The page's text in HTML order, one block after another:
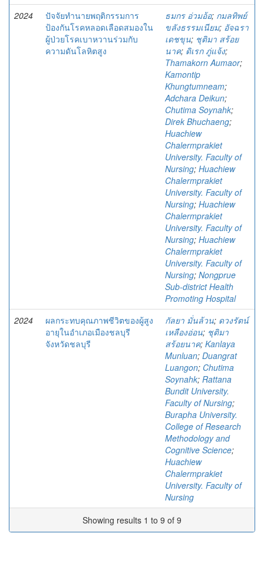
2024
ปัจจัยทํานายพฤติกรรมการ
ป้องกันโรคหลอดเลือดสมองใน
ผู้ป่วยโรคเบาหวานร่วมกับ
ความดันโลหิตสูง
ธมกร อ่วมอ้อ; กมลทิพย์
ขลังธรรมเนียม; อัจฉรา
เดชขุน; ชุติมา สร้อย
นาค; ดิเรก ภู่แจ้ง;
Thamakorn Aumaor;
Kamontip
Khungtumneam;
Adchara Deikun;
Chutima Soynahk;
Direk Bhuchaeng;
Huachiew
Chalermprakiet
University. Faculty of
Nursing; Huachiew
Chalermprakiet
University. Faculty of
Nursing; Huachiew
Chalermprakiet
University. Faculty of
Nursing; Huachiew
Chalermprakiet
University. Faculty of
Nursing; Nongprue
Sub-district Health
Promoting Hospital
2024
ผลกระทบคุณภาพชีวิตของผู้สูง
อายุในอำเภอเมืองชลบุรี
จังหวัดชลบุรี
กัลยา มั่นล้วน; ดวงรัตน์
เหลืองอ่อน; ชุติมา
สร้อยนาค; Kanlaya
Munluan; Duangrat
Luangon; Chutima
Soynahk; Rattana
Bundit University.
Faculty of Nursing;
Burapha University.
College of Research
Methodology and
Cognitive Science;
Huachiew
Chalermprakiet
University. Faculty of
Nursing
Showing results 1 to 9 of 9